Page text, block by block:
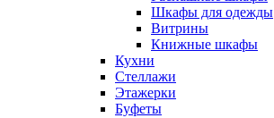
Шкафы для одежды
Витрины
Книжные шкафы
Кухни
Стеллажи
Этажерки
Буфеты